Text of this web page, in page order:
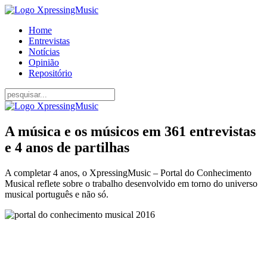
Home
Entrevistas
Notícias
Opinião
Repositório
A música e os músicos em 361 entrevistas
e 4 anos de partilhas
A completar 4 anos, o XpressingMusic – Portal do Conhecimento
Musical reflete sobre o trabalho desenvolvido em torno do universo
musical português e não só.